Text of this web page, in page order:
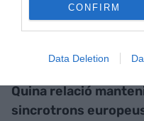
CONFIRM
Data Deletion
veure’s en
es poden
Quina relació
sincrotrons